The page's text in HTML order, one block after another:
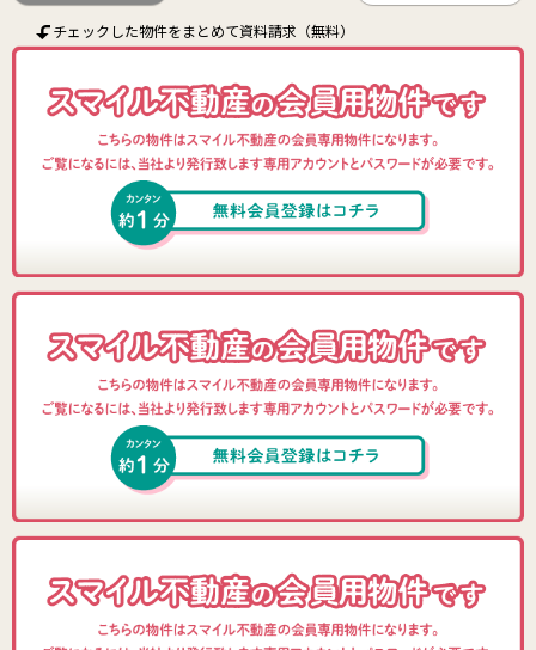
チェックした物件をまとめて資料請求（無料）